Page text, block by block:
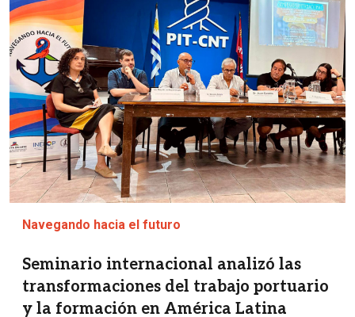
Navegando hacia el futuro
Seminario internacional analizó las
transformaciones del trabajo portuario
y la formación en América Latina